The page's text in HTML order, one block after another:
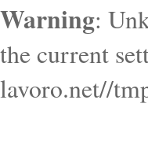
Warning:
the current
lavoro.net//